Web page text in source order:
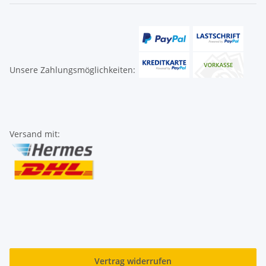
Unsere Zahlungsmöglichkeiten:
Versand mit:
Vertrag widerrufen